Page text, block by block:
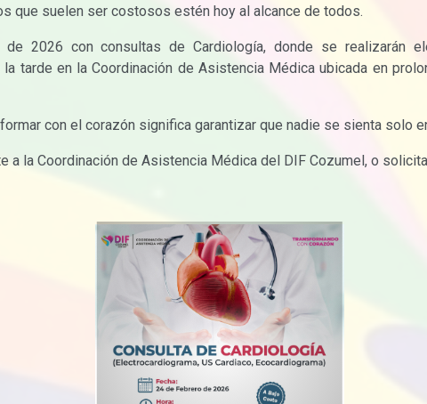
que suelen ser costosos estén hoy al alcance de todos.
2026 con consultas de Cardiología, donde se realizarán
tarde en la Coordinación de Asistencia Médica ubicada en
con el corazón significa garantizar que nadie se sienta solo
a la Coordinación de Asistencia Médica del DIF Cozumel, o